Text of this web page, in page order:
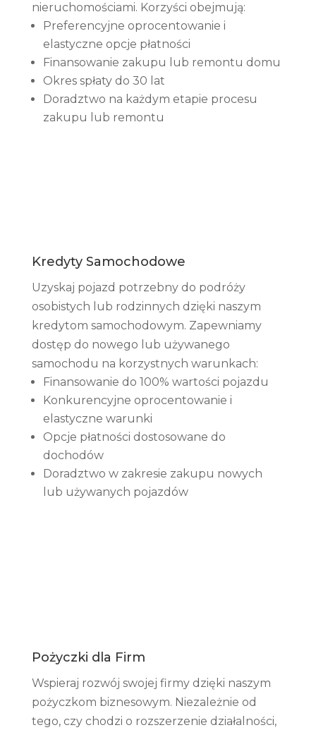
nieruchomościami. Korzyści obejmują:
Preferencyjne oprocentowanie i
elastyczne opcje płatności
Finansowanie zakupu lub remontu domu
Okres spłaty do 30 lat
Doradztwo na każdym etapie procesu
zakupu lub remontu
Kredyty Samochodowe
Uzyskaj pojazd potrzebny do podróży
osobistych lub rodzinnych dzięki naszym
kredytom samochodowym. Zapewniamy
dostęp do nowego lub używanego
samochodu na korzystnych warunkach:
Finansowanie do 100% wartości pojazdu
Konkurencyjne oprocentowanie i
elastyczne warunki
Opcje płatności dostosowane do
dochodów
Doradztwo w zakresie zakupu nowych
lub używanych pojazdów
Pożyczki dla Firm
Wspieraj rozwój swojej firmy dzięki naszym
pożyczkom biznesowym. Niezależnie od
tego, czy chodzi o rozszerzenie działalności,